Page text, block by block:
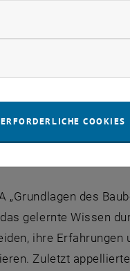
die „Schablone“ für
bereits 50 Seiten.
klimaneutrale und
in jeglicher
Lücke selbst durch
kann. Der Rest
des
gelernte Wissen
ihre
Zuletzt
COOKIES